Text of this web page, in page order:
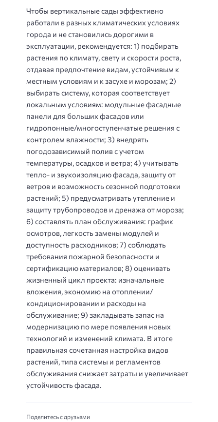
Чтобы вертикальные сады эффективно
работали в разных климатических условиях
города и не становились дорогими в
эксплуатации, рекомендуется: 1) подбирать
растения по климату, свету и скорости роста,
отдавая предпочтение видам, устойчивым к
местным условиям и к засухе и морозам; 2)
выбирать систему, которая соответствует
локальным условиям: модульные фасадные
панели для больших фасадов или
гидропонные/многоступенчатые решения с
контролем влажности; 3) внедрять
погодозависимый полив с учетом
температуры, осадков и ветра; 4) учитывать
тепло- и звукоизоляцию фасада, защиту от
ветров и возможность сезонной подготовки
растений; 5) предусматривать утепление и
защиту трубопроводов и дренажа от мороза;
6) составлять план обслуживания: график
осмотров, легкость замены модулей и
доступность расходников; 7) соблюдать
требования пожарной безопасности и
сертификацию материалов; 8) оценивать
жизненный цикл проекта: изначальные
вложения, экономию на отоплении/
кондиционировании и расходы на
обслуживание; 9) закладывать запас на
модернизацию по мере появления новых
технологий и изменений климата. В итоге
правильная сочетанная настройка видов
растений, типа системы и регламентов
обслуживания снижает затраты и увеличивает
устойчивость фасада.
Поделитесь с друзьями